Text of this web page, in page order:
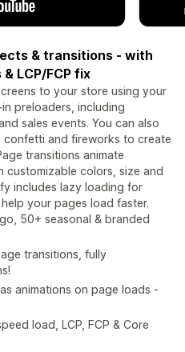
& transitions - with
LCP/FCP fix
to your store using your
preloaders, including
sales events. You can also
and fireworks to create
transitions animate
colors, size and
includes lazy loading for
your pages load faster.
50+ seasonal & branded
transitions, fully
animations on page loads -
load, LCP, FCP & Core